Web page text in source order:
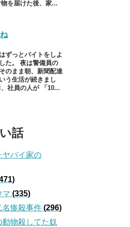
を届けた後、家...
ずっとバイトをしよ
た。 夜は警備員の
のまま朝、新聞配達
う生活が続きまし
社員の人が 「10...
話
ヤバイ家の
マ (335)
名惨殺事件 (296)
物殺してた奴